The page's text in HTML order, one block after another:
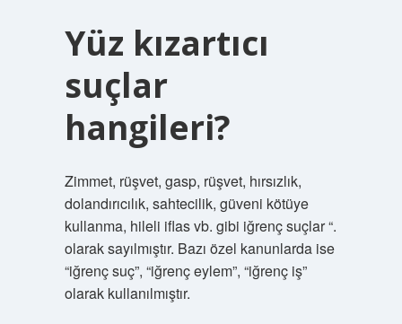
Yüz kızartıcı
suçlar
hangileri?
Zimmet, rüşvet, gasp, rüşvet, hırsızlık,
dolandırıcılık, sahtecilik, güveni kötüye
kullanma, hileli iflas vb. gibi iğrenç suçlar “.
olarak sayılmıştır. Bazı özel kanunlarda ise
“iğrenç suç”, “iğrenç eylem”, “iğrenç iş”
olarak kullanılmıştır.